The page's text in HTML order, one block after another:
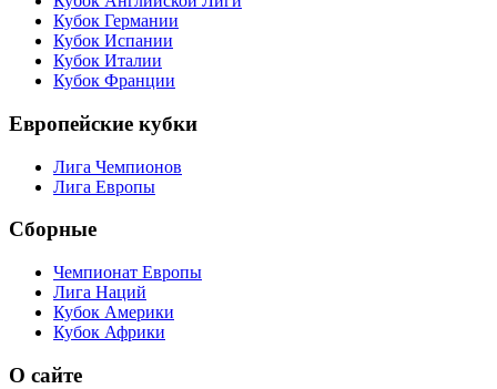
Кубок Германии
Кубок Испании
Кубок Италии
Кубок Франции
Европейские кубки
Лига Чемпионов
Лига Европы
Сборные
Чемпионат Европы
Лига Наций
Кубок Америки
Кубок Африки
О сайте